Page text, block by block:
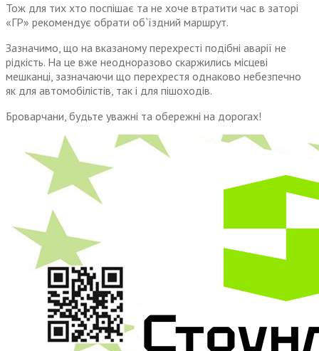
Тож для тих хто поспішає та не хоче втратити час в заторі
«ГР» рекомендує обрати об`їздний маршрут.
Зазначимо, що на вказаному перехресті подібні аварії не
рідкість. На це вже неодноразово скаржились місцеві
мешканці, зазначаючи що перехрестя однаково небезпечно
як для автомобілістів, так і для пішоходів.
Броварчани, будьте уважні та обережні на дорогах!